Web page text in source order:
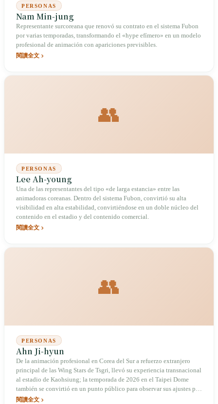
PERSONAS
Nam Min-jung
Representante surcoreana que renovó su contrato en el sistema Fubon
por varias temporadas, transformando el «hype efímero» en un modelo
profesional de animación con apariciones previsibles.
閱讀全文
👥
PERSONAS
Lee Ah-young
Una de las representantes del tipo «de larga estancia» entre las
animadoras coreanas. Dentro del sistema Fubon, convirtió su alta
visibilidad en alta estabilidad, convirtiéndose en un doble núcleo del
contenido en el estadio y del contenido comercial.
閱讀全文
👥
PERSONAS
Ahn Ji-hyun
De la animación profesional en Corea del Sur a refuerzo extranjero
principal de las Wing Stars de Tsgri, llevó su experiencia transnacional
al estadio de Kaohsiung; la temporada de 2026 en el Taipei Dome
también se convirtió en un punto público para observar sus ajustes por
lesión y su papel desde la banda.
閱讀全文